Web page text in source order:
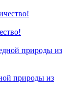
природы из